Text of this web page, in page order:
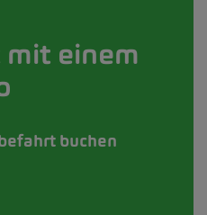
einem
buchen